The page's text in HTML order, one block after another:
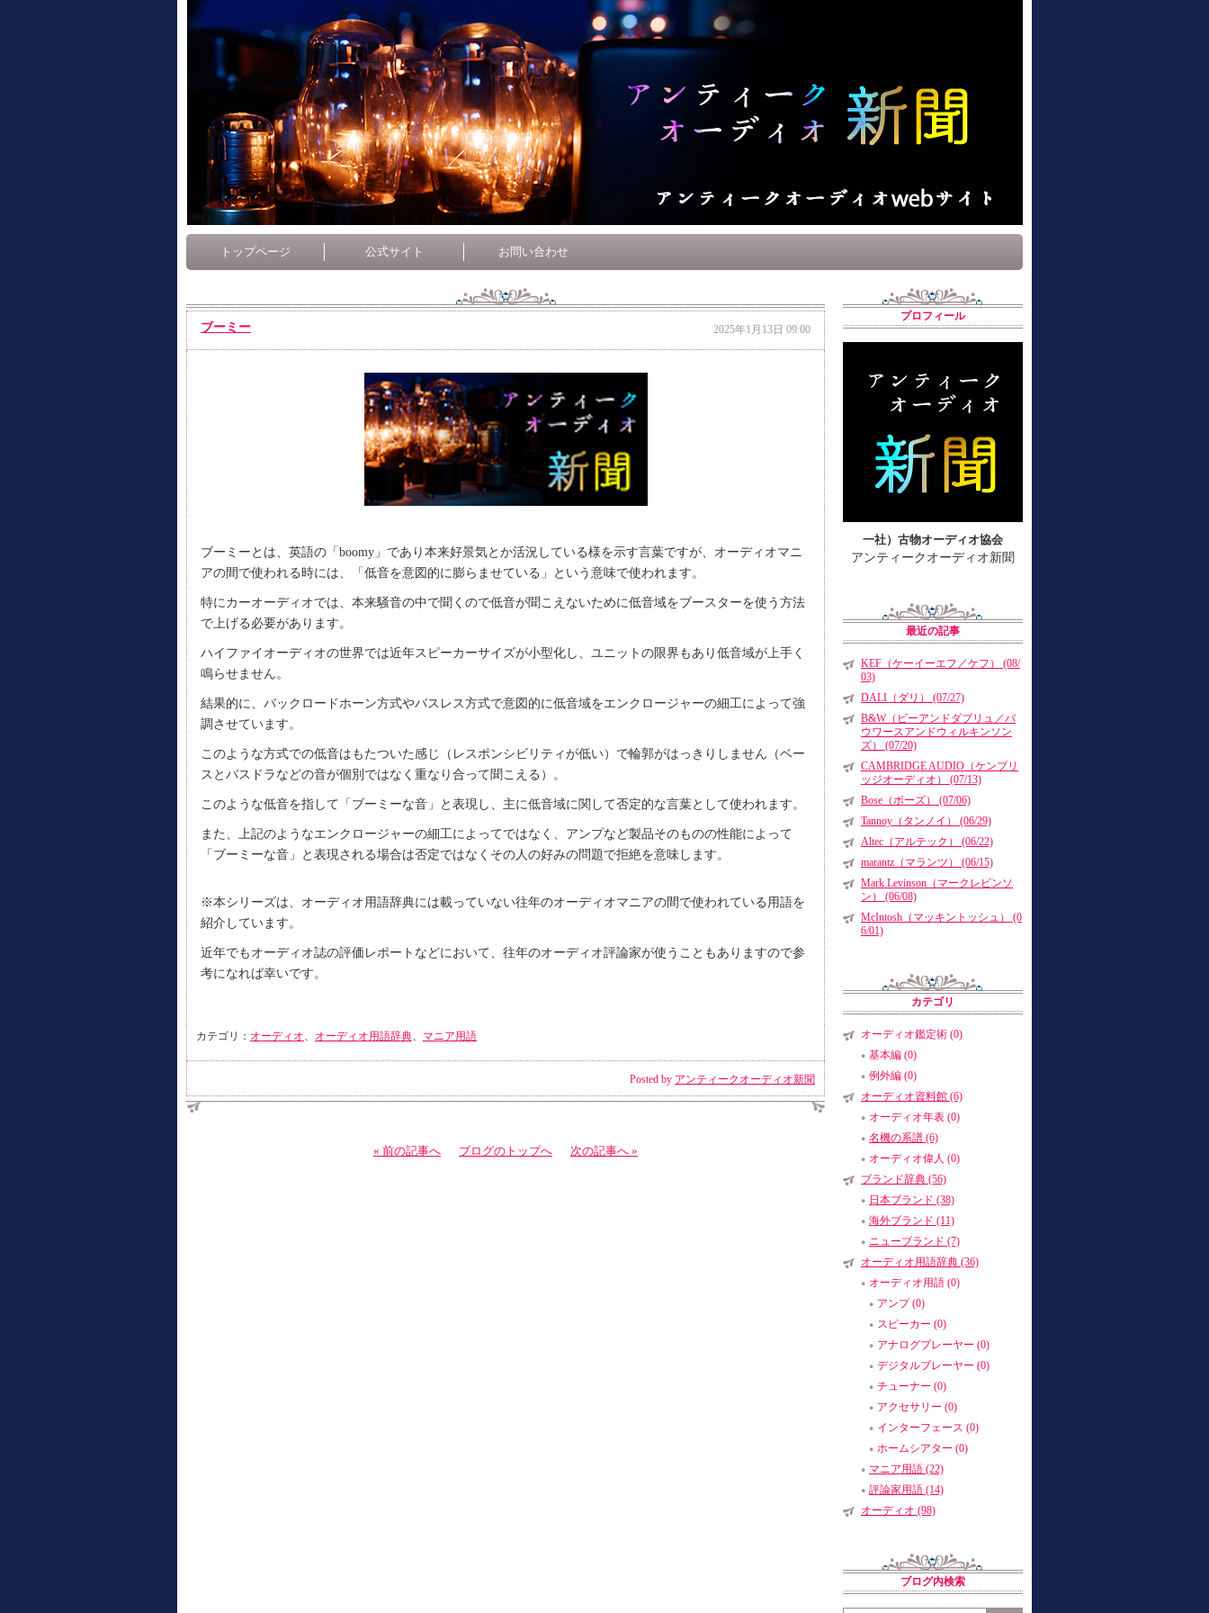
トップページ 公式サイト お問い合わせ
ブーミー 2025年1月13日 09:00
ブーミーとは、英語の「 boomy」であり本来好景気とか活況している様を示す言葉ですが、オーディオマニ
アの間で使われる時には、「低音を意図的に膨らませている」という意味で使われます。
特にカーオーディオでは、本来騒音の中で聞くので低音が聞こえないために低音域をブースターを使う方法
で上げる必要があります。
ハイファイオーディオの世界では近年スピーカーサイズが小型化し、ユニットの限界もあり低音域が上手く
鳴らせません。
結果的に、バックロードホーン方式やバスレス方式で意図的に低音域をエンクロージャーの細工によって強
調させています。
このような方式での低音はもたついた感じ（レスポンシビリティが低い）で輪郭がはっきりしません（ベー
スとバスドラなどの音が個別ではなく重なり合って聞こえる）。
このような低音を指して「ブーミーな音」と表現し、主に低音域に関して否定的な言葉として使われます。
また、上記のようなエンクロージャーの細工によってではなく、アンプなど製品そのものの性能によって
「ブーミーな音」と表現される場合は否定ではなくその人の好みの問題で拒絶を意味します。
※本シリーズは、オーディオ用語辞典には載っていない往年のオーディオマニアの間で使われている用語を
紹介しています。
近年でもオーディオ誌の評価レポートなどにおいて、往年のオーディオ評論家が使うこともありますので参
考になれば幸いです。
カテゴリ： オーディオ、 オーディオ用語辞典、 マニア用語
Posted by アンティークオーディオ新聞
« 前の記事へ ブログのトップへ 次の記事へ »
プロフィール
一社）古物オーディオ協会
アンティークオーディオ新聞
最近の記事
KEF（ケーイーエフ／ケフ） (08/
03)
DALI（ダリ） (07/27)
B&W（ビーアンドダブリュ／バ
ウワースアンドウィルキンソン
ズ） (07/20)
CAMBRIDGE AUDIO（ケンブリ
ッジオーディオ） (07/13)
Bose（ボーズ） (07/06)
Tannoy（タンノイ） (06/29)
Altec（アルテック） (06/22)
marantz（マランツ） (06/15)
Mark Levinson（マークレビンソ
ン） (06/08)
McIntosh（マッキントッシュ） (0
6/01)
カテゴリ
オーディオ鑑定術 (0)
基本編 (0)
例外編 (0)
オーディオ資料館 (6)
オーディオ年表 (0)
名機の系譜 (6)
オーディオ偉人 (0)
ブランド辞典 (56)
日本ブランド (38)
海外ブランド (11)
ニューブランド (7)
オーディオ用語辞典 (36)
オーディオ用語 (0)
アンプ (0)
スピーカー (0)
アナログプレーヤー (0)
デジタルプレーヤー (0)
チューナー (0)
アクセサリー (0)
インターフェース (0)
ホームシアター (0)
マニア用語 (22)
評論家用語 (14)
オーディオ (98)
ブログ内検索